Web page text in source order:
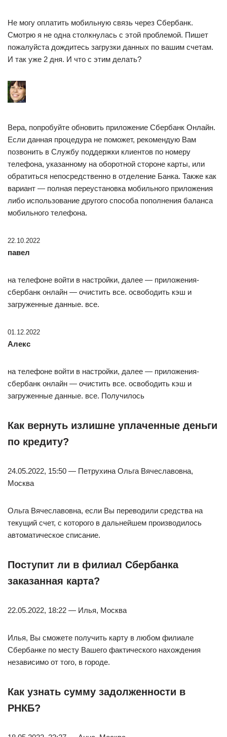
Не могу оплатить мобильную связь через Сбербанк.
Смотрю я не одна столкнулась с этой проблемой. Пишет
пожалуйста дождитесь загрузки данных по вашим счетам.
И так уже 2 дня. И что с этим делать?
Вера, попробуйте обновить приложение Сбербанк Онлайн.
Если данная процедура не поможет, рекомендую Вам
позвонить в Службу поддержки клиентов по номеру
телефона, указанному на оборотной стороне карты, или
обратиться непосредственно в отделение Банка. Также как
вариант — полная переустановка мобильного приложения
либо использование другого способа пополнения баланса
мобильного телефона.
22.10.2022
павел
на телефоне войти в настройки, далее — приложения-
сбербанк онлайн — очистить все. освободить кэш и
загруженные данные. все.
01.12.2022
Алекс
на телефоне войти в настройки, далее — приложения-
сбербанк онлайн — очистить все. освободить кэш и
загруженные данные. все. Получилось
Как вернуть излишне уплаченные деньги
по кредиту?
24.05.2022, 15:50 — Петрухина Ольга Вячеславовна,
Москва
Ольга Вячеславовна, если Вы переводили средства на
текущий счет, с которого в дальнейшем производилось
автоматическое списание.
Поступит ли в филиал Сбербанка
заказанная карта?
22.05.2022, 18:22 — Илья, Москва
Илья, Вы сможете получить карту в любом филиале
Сбербанке по месту Вашего фактического нахождения
независимо от того, в городе.
Как узнать сумму задолженности в
РНКБ?